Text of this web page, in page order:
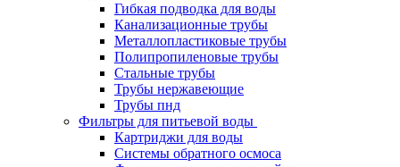
Гибкая подводка для воды
Канализационные трубы
Металлопластиковые трубы
Полипропиленовые трубы
Стальные трубы
Трубы нержавеющие
Трубы пнд
Фильтры для питьевой воды
Картриджи для воды
Системы обратного осмоса